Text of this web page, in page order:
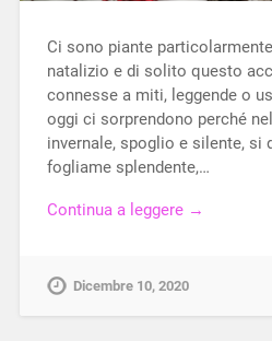
Ci sono piante
natalizio e di solito questo
connesse a miti, leggende o
oggi ci sorprendono perché
invernale, spoglio e silente, si
fogliame splendente,…
Continua a leggere →
Dicembre 10, 2020